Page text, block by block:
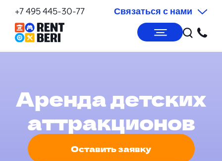
+7 495 445-30-77 Связаться с нами
Аренда детских
аттракционов
Оставить заявку